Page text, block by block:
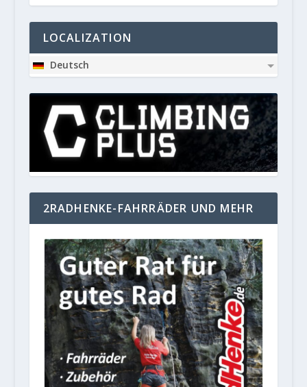
LOCALIZATION
Deutsch
2RADHENKE-FAHRRÄDER UND MEHR